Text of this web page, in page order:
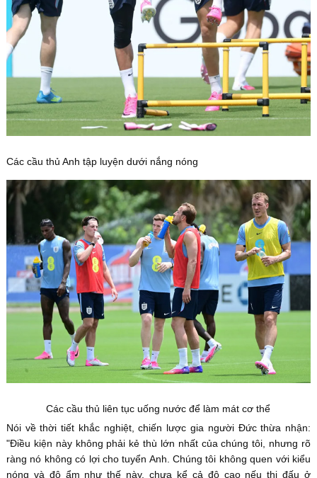
Các cầu thủ Anh tập luyện dưới nắng nóng
Các cầu thủ liên tục uống nước để làm mát cơ thể
Nói về thời tiết khắc nghiệt, chiến lược gia người Đức thừa nhận:
"Điều kiện này không phải kẻ thù lớn nhất của chúng tôi, nhưng rõ
ràng nó không có lợi cho tuyển Anh. Chúng tôi không quen với kiểu
nóng và độ ẩm như thế này, chưa kể cả độ cao nếu thi đấu ở